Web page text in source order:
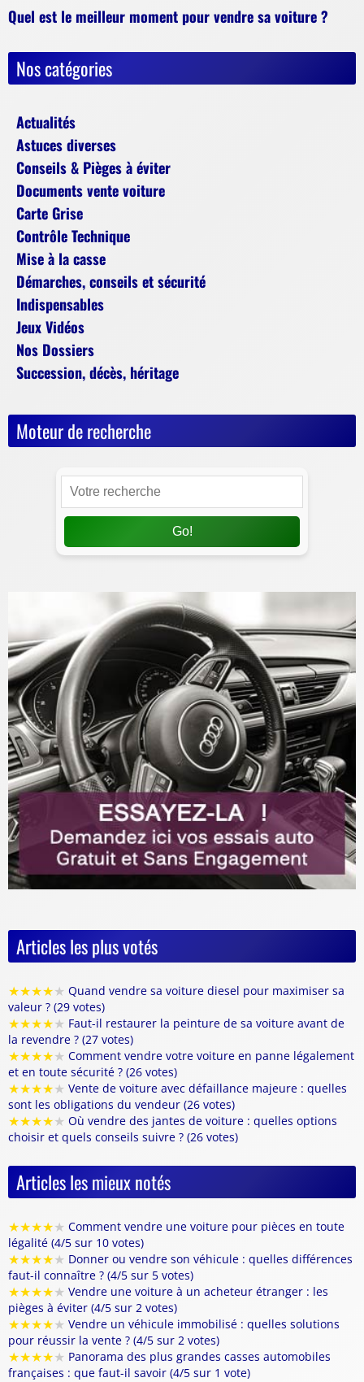
Quel est le meilleur moment pour vendre sa voiture ?
Nos catégories
Actualités
Astuces diverses
Conseils & Pièges à éviter
Documents vente voiture
Carte Grise
Contrôle Technique
Mise à la casse
Démarches, conseils et sécurité
Indispensables
Jeux Vidéos
Nos Dossiers
Succession, décès, héritage
Moteur de recherche
Go!
Articles les plus votés
★★★★★ Quand vendre sa voiture diesel pour maximiser sa
valeur ? (29 votes)
★★★★★ Faut-il restaurer la peinture de sa voiture avant de
la revendre ? (27 votes)
★★★★★ Comment vendre votre voiture en panne légalement
et en toute sécurité ? (26 votes)
★★★★★ Vente de voiture avec défaillance majeure : quelles
sont les obligations du vendeur (26 votes)
★★★★★ Où vendre des jantes de voiture : quelles options
choisir et quels conseils suivre ? (26 votes)
Articles les mieux notés
★★★★★ Comment vendre une voiture pour pièces en toute
légalité (4/5 sur 10 votes)
★★★★★ Donner ou vendre son véhicule : quelles différences
faut-il connaître ? (4/5 sur 5 votes)
★★★★★ Vendre une voiture à un acheteur étranger : les
pièges à éviter (4/5 sur 2 votes)
★★★★★ Vendre un véhicule immobilisé : quelles solutions
pour réussir la vente ? (4/5 sur 2 votes)
★★★★★ Panorama des plus grandes casses automobiles
françaises : que faut-il savoir (4/5 sur 1 vote)